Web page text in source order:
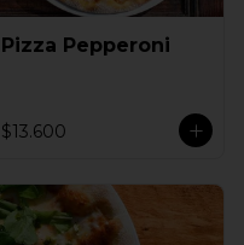
Pizza Pepperoni
$13.600